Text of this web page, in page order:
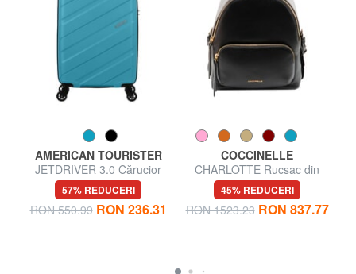
AMERICAN TOURISTER
JETDRIVER 3.0 Cărucior
pentru bagaje de mână
57% REDUCERI
RON 550.99 RON 236.31
COCCINELLE
CHARLOTTE Rucsac din
piele
45% REDUCERI
RON 1523.23 RON 837.77